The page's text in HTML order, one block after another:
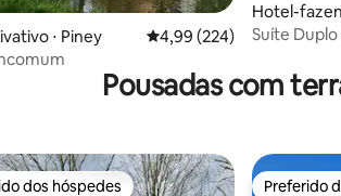
de 5, 599 avaliações
⋅ Piney 4,99 de uma avaliação
4,99 (224)
Hotel-
Suíte
Pousadas com
dos hóspedes Preferido